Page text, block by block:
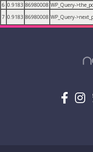
6 0.9183 86980008 WP_Query-
7 0.9183 86980008 WP_Query-